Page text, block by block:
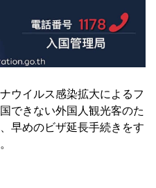
ウイルス感染拡大によるフ
できない外国人観光客のた
早めのビザ延長手続きをす